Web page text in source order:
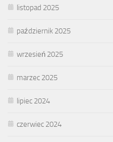
listopad 2025
październik 2025
wrzesień 2025
marzec 2025
lipiec 2024
czerwiec 2024